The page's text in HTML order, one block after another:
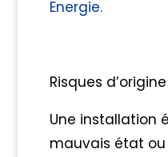
Energie.
Risques
Une installation
mauvais état